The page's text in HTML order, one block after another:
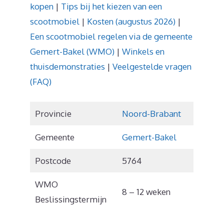
kopen | Tips bij het kiezen van een
scootmobiel | Kosten (augustus 2026) |
Een scootmobiel regelen via de gemeente
Gemert-Bakel (WMO) | Winkels en
thuisdemonstraties | Veelgestelde vragen
(FAQ)
Provincie Noord-Brabant
Gemeente Gemert-Bakel
Postcode 5764
WMO
Beslissingstermijn
8 – 12 weken